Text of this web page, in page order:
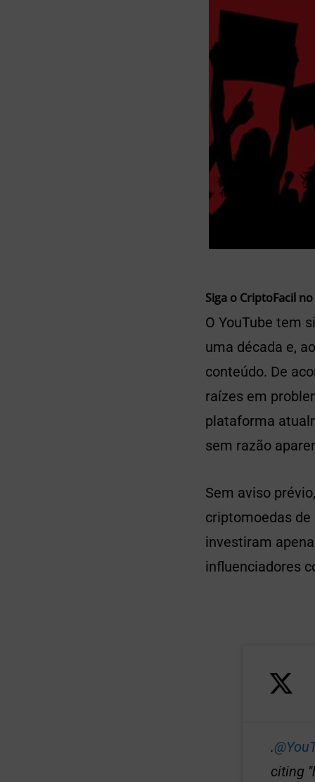
Siga o CriptoFacil no
O YouTube tem
uma década e,
conteúdo. De
raízes em
plataforma
sem razão
Sem aviso
criptomoedas de
investiram
influenciadores
.
citing